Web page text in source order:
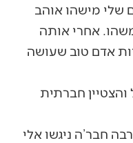
שלי מישהו אוהב
אחרי אותה
אדם טוב שעושה
חברתית
חבר’ה ניגשו אלי